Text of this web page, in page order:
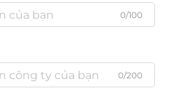
0/100
0/200